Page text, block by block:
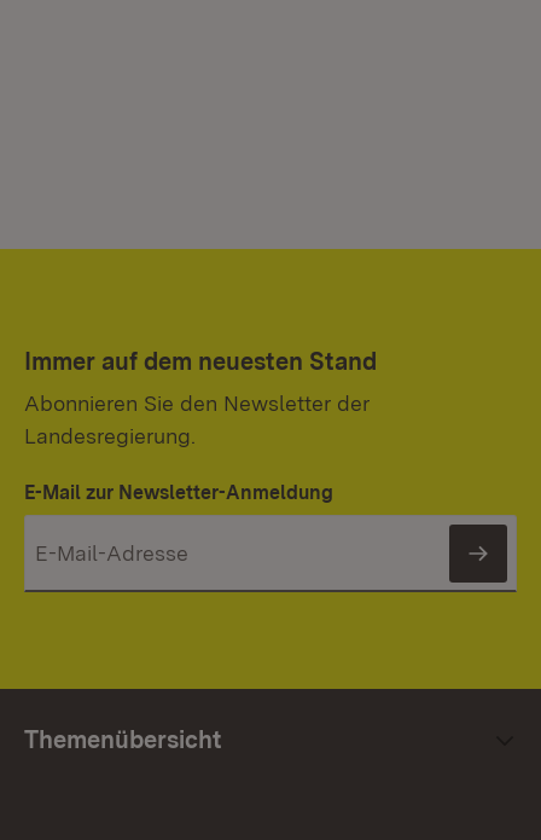
Immer auf dem neuesten Stand
Abonnieren Sie den Newsletter der
Landesregierung.
E-Mail zur Newsletter-Anmeldung
Themenübersicht